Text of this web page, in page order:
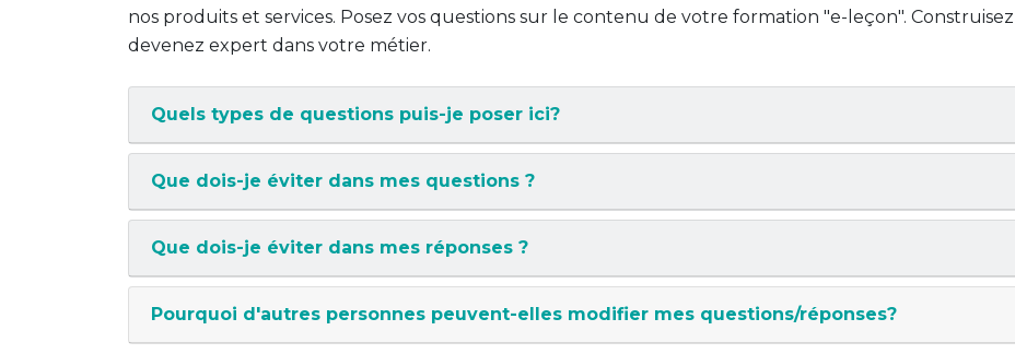
nos produits et services. Posez vos questions sur le contenu de votre formation "e-leçon".
devenez expert dans votre métier.
Quels types de questions puis-je poser ici?
Que dois-je éviter dans mes questions ?
Que dois-je éviter dans mes réponses ?
Pourquoi d'autres personnes peuvent-elles modifier mes questions/réponses?